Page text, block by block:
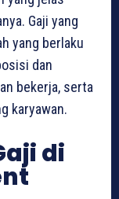
Gaji yang
yang berlaku
dan
bekerja, serta
karyawan.
di